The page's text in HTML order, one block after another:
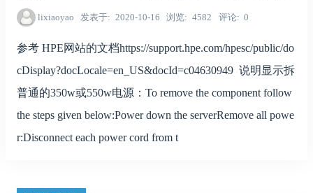
lixiaoyao 发表于 2020-10-16 浏览 4582 评论 0
参考 HPE网站的文档https://support.hpe.com/hpesc/public/do
cDisplay?docLocale=en_US&docId=c04630949 说明显示拆
普通的350w或550w电源：To remove the component follow
the steps given below:Power down the serverRemove all powe
r:Disconnect each power cord from t